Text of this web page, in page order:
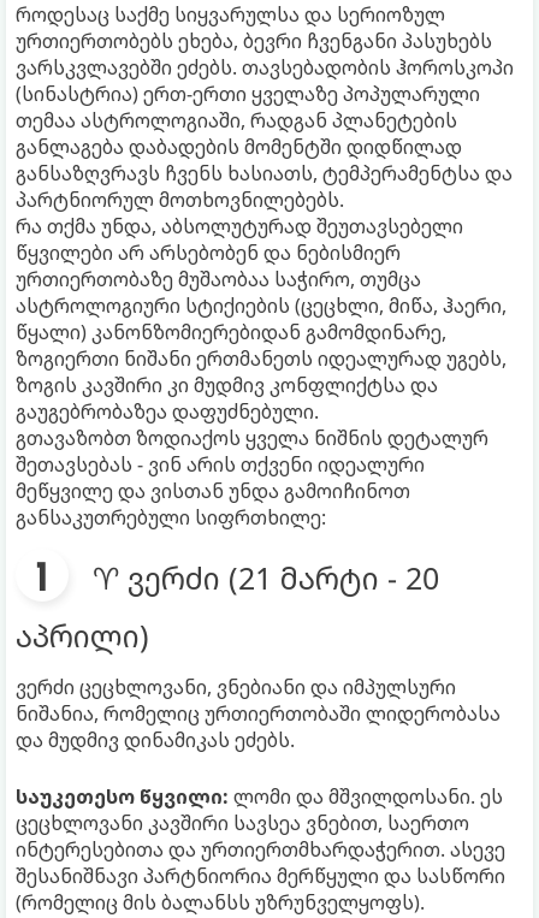
როდესაც საქმე სიყვარულსა და სერიოზულ
ურთიერთობებს ეხება, ბევრი ჩვენგანი პასუხებს
ვარსკვლავებში ეძებს. თავსებადობის ჰოროსკოპი
(სინასტრია) ერთ-ერთი ყველაზე პოპულარული
თემაა ასტროლოგიაში, რადგან პლანეტების
განლაგება დაბადების მომენტში დიდწილად
განსაზღვრავს ჩვენს ხასიათს, ტემპერამენტსა და
პარტნიორულ მოთხოვნილებებს.
რა თქმა უნდა, აბსოლუტურად შეუთავსებელი
წყვილები არ არსებობენ და ნებისმიერ
ურთიერთობაზე მუშაობაა საჭირო, თუმცა
ასტროლოგიური სტიქიების (ცეცხლი, მიწა, ჰაერი,
წყალი) კანონზომიერებიდან გამომდინარე,
ზოგიერთი ნიშანი ერთმანეთს იდეალურად უგებს,
ზოგის კავშირი კი მუდმივ კონფლიქტსა და
გაუგებრობაზეა დაფუძნებული.
გთავაზობთ ზოდიაქოს ყველა ნიშნის დეტალურ
შეთავსებას - ვინ არის თქვენი იდეალური
მეწყვილე და ვისთან უნდა გამოიჩინოთ
განსაკუთრებული სიფრთხილე:
♈ ვერძი (21 მარტი - 20
აპრილი)
ვერძი ცეცხლოვანი, ვნებიანი და იმპულსური
ნიშანია, რომელიც ურთიერთობაში ლიდერობასა
და მუდმივ დინამიკას ეძებს.
საუკეთესო წყვილი: ლომი და მშვილდოსანი. ეს
ცეცხლოვანი კავშირი სავსეა ვნებით, საერთო
ინტერესებითა და ურთიერთმხარდაჭერით. ასევე
შესანიშნავი პარტნიორია მერწყული და სასწორი
(რომელიც მის ბალანსს უზრუნველყოფს).